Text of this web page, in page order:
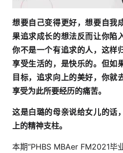
想要自己变得更好，想要自我
果追求成长的想法反而让你陷
你不是一个有追求的人，这样
享受生活的，是快乐的。但如
目标，追求向上的美好，你就
享受为此所要经历的痛苦。
这是白璐的母亲说给女儿的话
上的精神支柱。
本期“PHBS MBAer FM2021毕